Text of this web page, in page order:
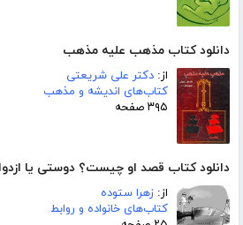
دانلود کتاب مذهب علیه مذهب
از: دکتر علی شریعتی
کتاب‌های اندیشه و مذهب
۳۹۵ صفحه
دانلود کتاب قصد او چیست؟ دوستی یا
از: زهرا ستوده
کتاب‌های خانواده و روابط